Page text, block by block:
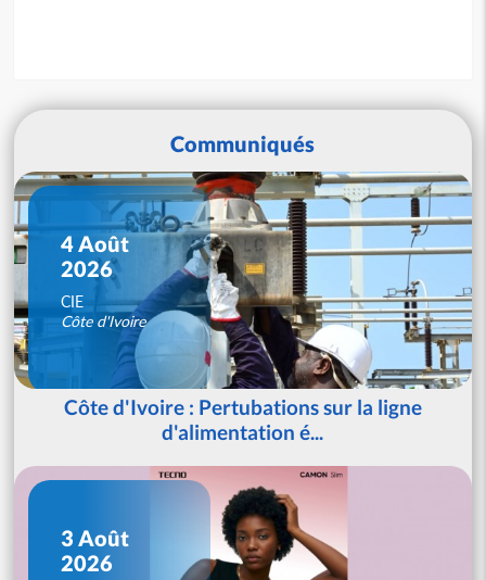
Communiqués
4 Août
2026
CIE
Côte d'Ivoire
Côte d'Ivoire : Pertubations sur la ligne
d'alimentation é...
3 Août
2026